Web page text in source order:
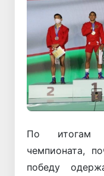
По итогам
чемпионата,
победу